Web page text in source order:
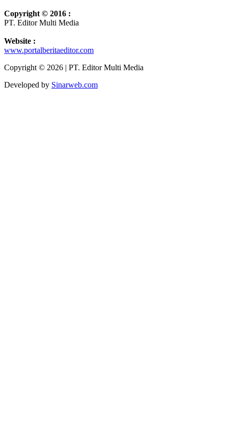
Copyright © 2016 :
PT. Editor Multi Media
Website :
www.portalberitaeditor.com
Copyright © 2026 | PT. Editor Multi Media
Developed by Sinarweb.com